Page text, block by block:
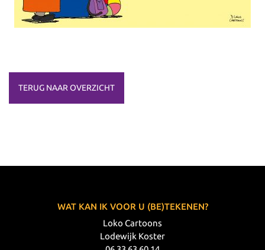
TERUG NAAR OVERZICHT
WAT KAN IK VOOR U (BE)TEKENEN?
Loko Cartoons
Lodewijk Koster